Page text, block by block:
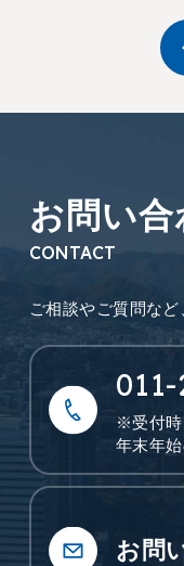
お問い合
CONTACT
ご相談やご質問など
※受付
年末年
お問